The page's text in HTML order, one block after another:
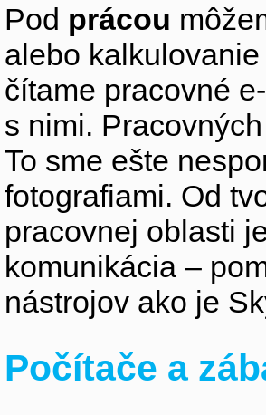
Pod prácou
alebo
čítame pracovné
s nimi.
To sme ešte
fotografiami. Od
pracovnej oblasti
komunikácia –
nástrojov ako je
Počítače a